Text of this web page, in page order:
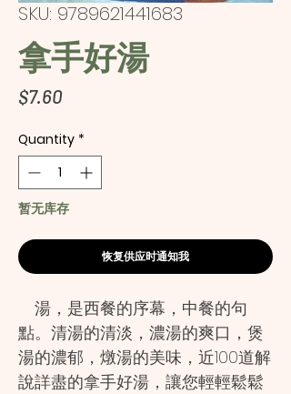
SKU: 9789621441683
拿手好湯
$7.60Price
Quantity *
暂无库存
恢复供应时通知我
湯，是西餐的序幕，中餐的句
點。清湯的清淡，濃湯的爽口，煲
湯的濃郁，燉湯的美味，近100道解
說詳盡的拿手好湯，讓您輕輕鬆鬆